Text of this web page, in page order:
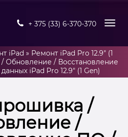
+ 375 (33) 6-370-370
iPad » Ремонт iPad Pro 12.9" (1
Обновление / Восстановление
iPad Pro 12.9″ (1 Gen)
/
/